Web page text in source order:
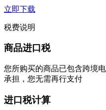
立即下载
税费说明
商品进口税
您所购买的商品已包含跨境
承担，您无需再行支付
进口税计算